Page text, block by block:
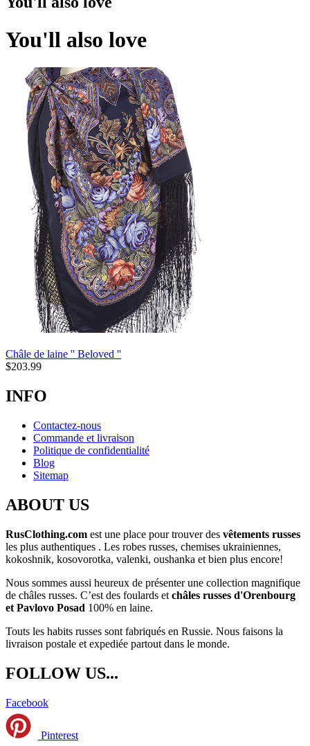
You'll also love
Châle de laine '' Beloved ''
$203.99
INFO
Contactez-nous
Commande et livraison
Politique de confidentialité
Blog
Sitemap
ABOUT US
RusClothing.com est une place pour trouver des vêtements russes
les plus authentiques . Les robes russes, chemises ukrainiennes,
kokoshnik, kosovorotka, valenki, oushanka et bien plus encore!
Nous sommes aussi heureux de présenter une collection magnifique
de châles russes. C’est des foulards et châles russes d'Orenbourg
et Pavlovo Posad 100% en laine.
Touts les habits russes sont fabriqués en Russie. Nous faisons la
livraison postale et expediée partout dans le monde.
FOLLOW US...
Facebook
Pinterest